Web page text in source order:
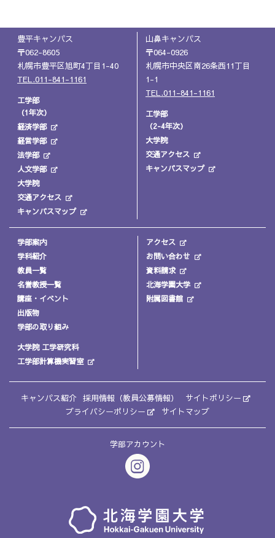
豊平キャンパス
〒062-8605
札幌市豊平区旭町4丁目1-40
TEL.011-841-1161
工学部
（1年次）
経済学部
経営学部
法学部
人文学部
大学院
交通アクセス
キャンパスマップ
山鼻キャンパス
〒064-0926
札幌市中央区南26条西11丁目
1-1
TEL.011-841-1161
工学部
（2-4年次）
大学院
交通アクセス
キャンパスマップ
学部案内
学科紹介
教員一覧
名誉教授一覧
講座・イベント
出版物
学部の取り組み
大学院 工学研究科
工学部計算機実習室
アクセス
お問い合わせ
資料請求
北海学園大学
附属図書館
キャンパス紹介 採用情報（教員公募情報）
サイトポリシー
プライバシーポリシー
サイトマップ
学部アカウント